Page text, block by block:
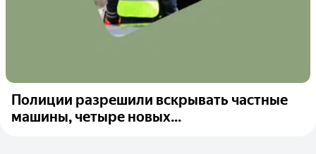
Полиции разрешили вскрывать частные
машины, четыре новых...